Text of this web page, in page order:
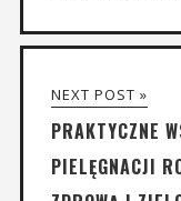
NEXT POST »
PRAKTYCZNE
PIELĘGNACJI